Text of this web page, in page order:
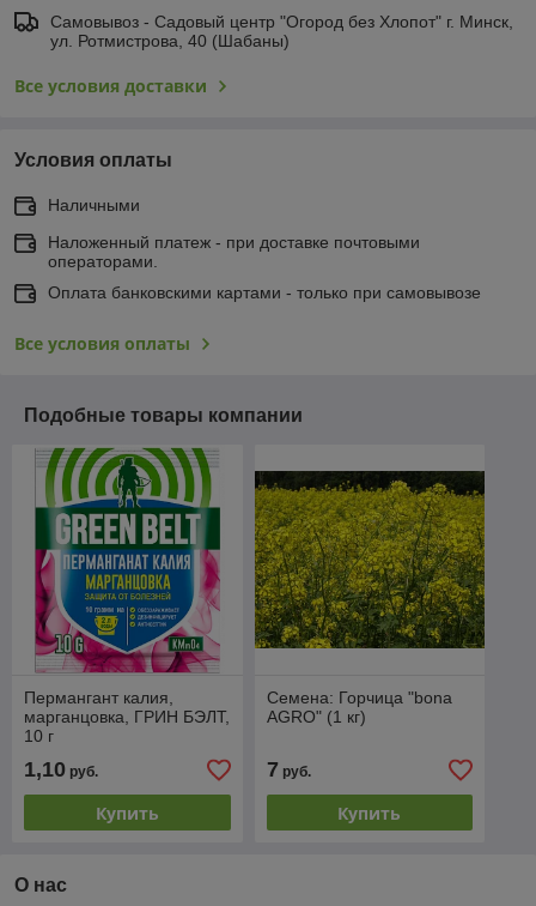
Самовывоз - Садовый центр "Огород без Хлопот" г. Минск,
ул. Ротмистрова, 40 (Шабаны)
Все условия доставки
Условия оплаты
Наличными
Наложенный платеж - при доставке почтовыми
операторами.
Оплата банковскими картами - только при самовывозе
Все условия оплаты
Подобные товары компании
Пермангант калия,
марганцовка, ГРИН БЭЛТ,
10 г
1,10 руб.
Купить
Семена: Горчица "bona
AGRO" (1 кг)
7 руб.
Купить
О нас